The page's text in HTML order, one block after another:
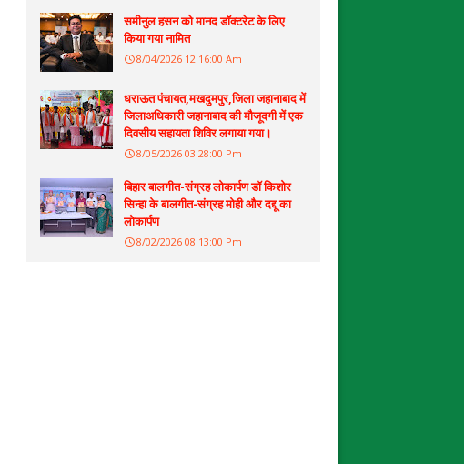
समीनुल हसन को मानद डॉक्टरेट के लिए
किया गया नामित
8/04/2026 12:16:00 Am
धराऊत पंचायत,मखदुमपुर,जिला जहानाबाद में
जिलाअधिकारी जहानाबाद की मौजूदगी में एक
दिवसीय सहायता शिविर लगाया गया।
8/05/2026 03:28:00 Pm
बिहार बालगीत-संग्रह लोकार्पण डॉ किशोर
सिन्हा के बालगीत-संग्रह मोही और दद्दू का
लोकार्पण
8/02/2026 08:13:00 Pm